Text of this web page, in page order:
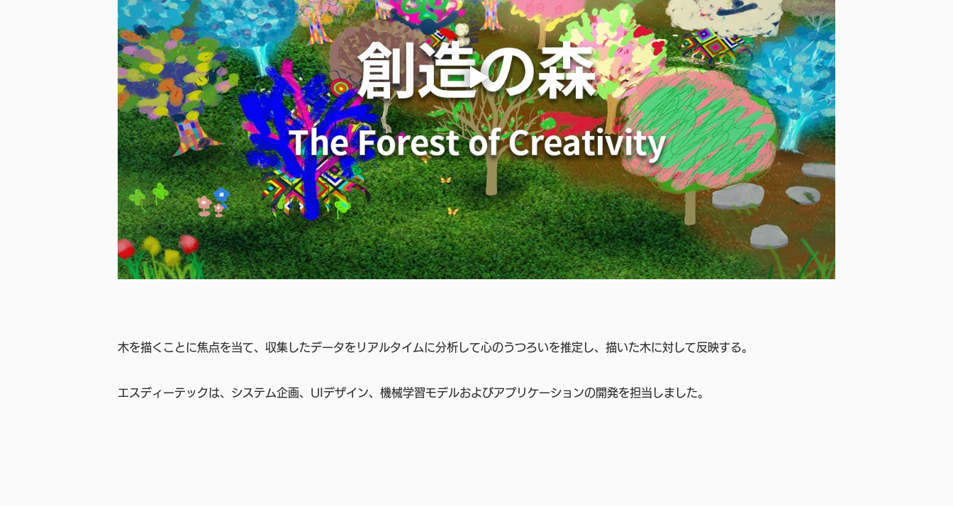
木を描くことに焦点を当て、収集したデータをリアルタイムに分析して心のうつろいを推定し、描いた木に対して反映する。
エスディーテックは、システム企画、UIデザイン、機械学習モデルおよびアプリケーションの開発を担当しました。